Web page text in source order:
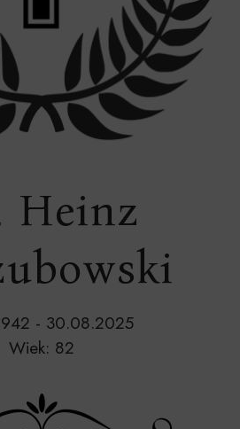
Heinz
- 30.08.2025
Wiek: 82